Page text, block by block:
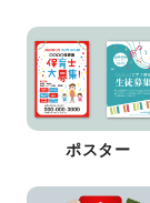
ポスター